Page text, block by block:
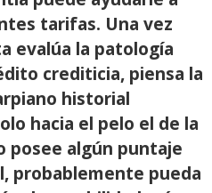
tarifas. Una vez
evalúa la patologí­a
crediticia, piensa la
historial
hacia el pelo el de la
posee algún puntaje
probablemente pueda